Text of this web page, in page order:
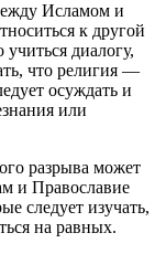
Исламом и
к другой
диалогу,
что религия —
осуждать и
или
разрыва может
и Православие
следует изучать,
на равных.